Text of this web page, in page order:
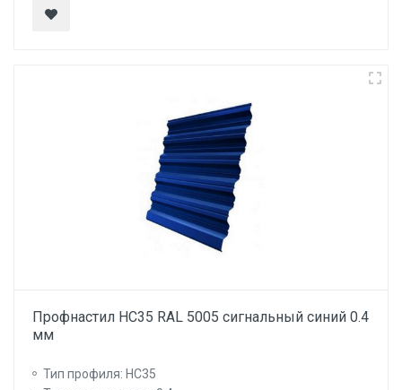
Профнастил НС35 RAL 5005 сигнальный синий 0.4
мм
Тип профиля: НС35